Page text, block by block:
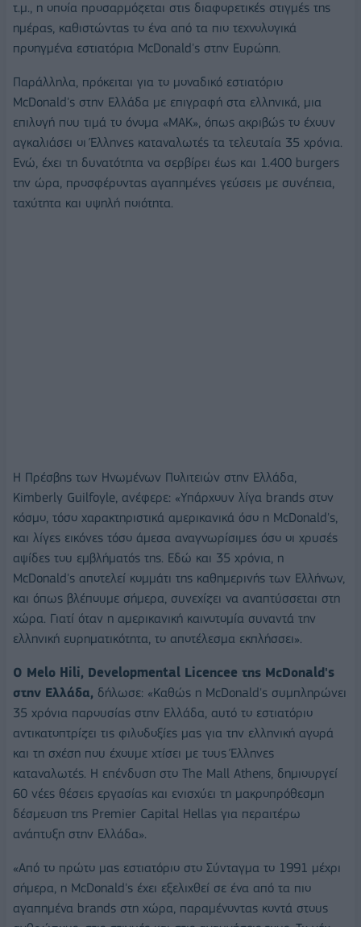
τ.μ., η οποία προσαρμόζεται στις διαφορετικές στιγμές της
ημέρας, καθιστώντας το ένα από τα πιο τεχνολογικά
προηγμένα εστιατόρια McDonald's στην Ευρώπη.
Παράλληλα, πρόκειται για το μοναδικό εστιατόριο
McDonald's στην Ελλάδα με επιγραφή στα ελληνικά, μια
επιλογή που τιμά το όνομα «ΜΑΚ», όπως ακριβώς το έχουν
αγκαλιάσει οι Έλληνες καταναλωτές τα τελευταία 35 χρόνια.
Ενώ, έχει τη δυνατότητα να σερβίρει έως και 1.400 burgers
την ώρα, προσφέροντας αγαπημένες γεύσεις με συνέπεια,
ταχύτητα και υψηλή ποιότητα.
Η Πρέσβης των Ηνωμένων Πολιτειών στην Ελλάδα,
Kimberly Guilfoyle, ανέφερε: «Υπάρχουν λίγα brands στον
κόσμο, τόσο χαρακτηριστικά αμερικανικά όσο η McDonald's,
και λίγες εικόνες τόσο άμεσα αναγνωρίσιμες όσο οι χρυσές
αψίδες του εμβλήματός της. Εδώ και 35 χρόνια, η
McDonald's αποτελεί κομμάτι της καθημερινής των Ελλήνων,
και όπως βλέπουμε σήμερα, συνεχίζει να αναπτύσσεται στη
χώρα. Γιατί όταν η αμερικανική καινοτομία συναντά την
ελληνική ευρηματικότητα, το αποτέλεσμα εκπλήσσει».
Ο Melo Hili, Developmental Licencee της McDonald's
στην Ελλάδα, δήλωσε: «Καθώς η McDonald's συμπληρώνει
35 χρόνια παρουσίας στην Ελλάδα, αυτό το εστιατόριο
αντικατοπτρίζει τις φιλοδοξίες μας για την ελληνική αγορά
και τη σχέση που έχουμε χτίσει με τους Έλληνες
καταναλωτές. Η επένδυση στο The Mall Athens, δημιουργεί
60 νέες θέσεις εργασίας και ενισχύει τη μακροπρόθεσμη
δέσμευση της Premier Capital Hellas για περαιτέρω
ανάπτυξη στην Ελλάδα».
«Από το πρώτο μας εστιατόριο στο Σύνταγμα το 1991 μέχρι
σήμερα, η McDonald's έχει εξελιχθεί σε ένα από τα πιο
αγαπημένα brands στη χώρα, παραμένοντας κοντά στους